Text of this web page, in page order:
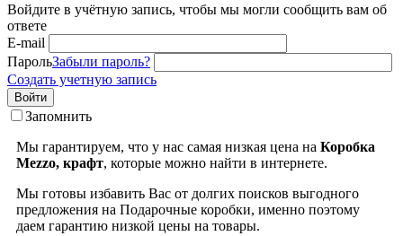
Войдите в учётную запись, чтобы мы могли сообщить вам об
ответе
E-mail
ПарольЗабыли пароль?
Создать учетную запись
Войти
Запомнить
Мы гарантируем, что у нас самая низкая цена на Коробка
Mezzo, крафт, которые можно найти в интернете.
Мы готовы избавить Вас от долгих поисков выгодного
предложения на Подарочные коробки, именно поэтому
даем гарантию низкой цены на товары.